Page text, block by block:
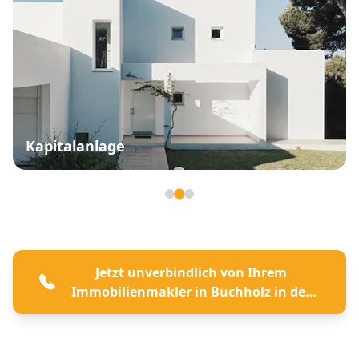
Kapitalanlage
Jetzt unverbindlich von Ihrem
Immobilienmakler in Buchholz in der
Nordheide beraten lassen